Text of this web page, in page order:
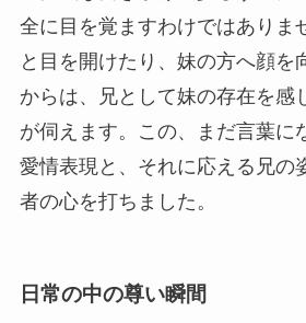
全に目を覚ますわけではありま
と目を開けたり、妹の方へ顔を
からは、兄として妹の存在を感
が伺えます。この、まだ言葉に
愛情表現と、それに応える兄の
者の心を打ちました。
日常の中の尊い瞬間